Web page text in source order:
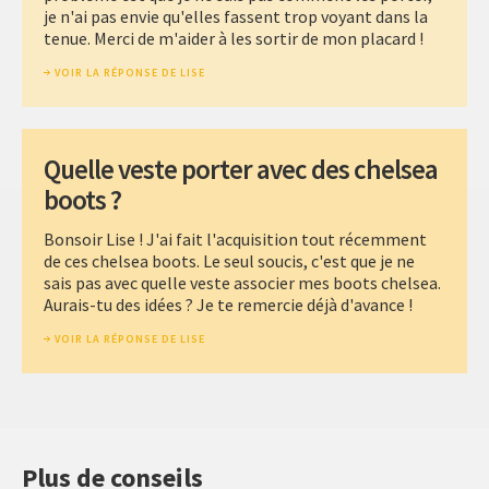
je n'ai pas envie qu'elles fassent trop voyant dans la
tenue. Merci de m'aider à les sortir de mon placard !
VOIR LA RÉPONSE DE LISE
Quelle veste porter avec des chelsea
boots ?
Bonsoir Lise ! J'ai fait l'acquisition tout récemment
de ces chelsea boots. Le seul soucis, c'est que je ne
sais pas avec quelle veste associer mes boots chelsea.
Aurais-tu des idées ? Je te remercie déjà d'avance !
VOIR LA RÉPONSE DE LISE
Plus de conseils